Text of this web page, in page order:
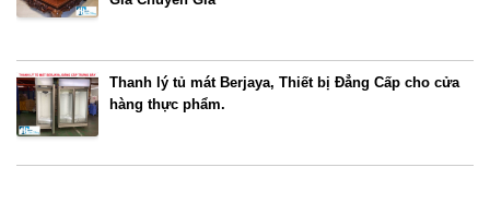
Thanh lý tủ mát Berjaya, Thiết bị Đẳng Cấp cho cửa
hàng thực phẩm.